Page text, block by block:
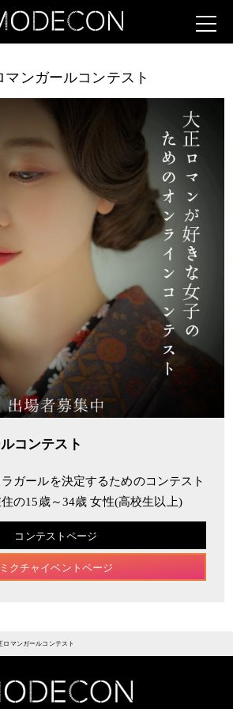
マンガールコンテスト
コンテスト
ガールを決定するためのコンテスト
の15歳～34歳 女性(高校生以上)
コンテストページ
ミクチャイベントページ
ロマンガールコンテスト